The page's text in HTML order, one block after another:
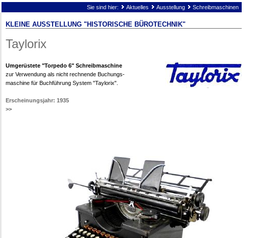
Sie sind hier: Aktuelles Ausstellung Schreibmaschinen
KLEINE AUSSTELLUNG "HISTORISCHE BÜROTECHNIK"
Taylorix
Umgerüstete "Torpedo 6" Schreibmaschine
zur Verwendung als nicht rechnende Buchungs-
maschine für Buchführung System "Taylorix".
Erscheinungsjahr: 1935
>>